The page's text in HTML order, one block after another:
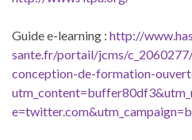
Guide e-learning : http://
sante.fr/portail/jcms/
conception-de-formation-